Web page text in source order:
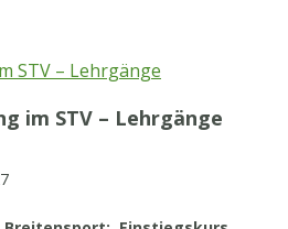
STV – Lehrgänge
im STV – Lehrgänge